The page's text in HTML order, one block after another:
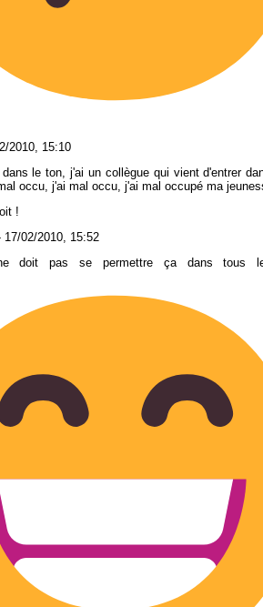
2010, 15:10
le ton, j'ai un collègue qui vient d'entrer
occu, j'ai mal occu, j'ai mal occupé ma
!
17/02/2010, 15:52
doit pas se permettre ça dans tous